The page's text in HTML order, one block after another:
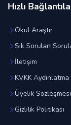
Hızlı
Okul Araştır
Sık Sorulan
İletişim
KVKK
Üyelik Sözleşmesi
Gizlilik Politikası